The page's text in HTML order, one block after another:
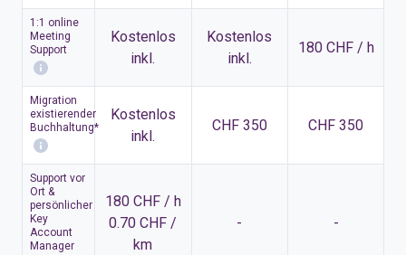
1:1 online
Meeting
Support
Kostenlos
inkl.
Kostenlos
inkl.
180 CHF / h
Migration
existierender
Buchhaltung*
Kostenlos
inkl.
CHF 350 CHF 350
Support vor
Ort &
persönlicher
Key
Account
Manager
180 CHF / h
0.70 CHF /
km
- -